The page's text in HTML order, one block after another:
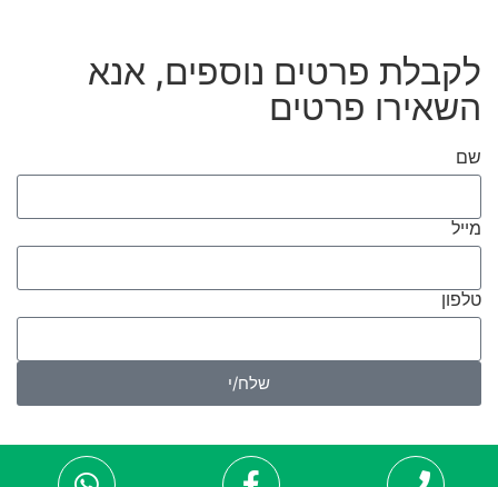
לקבלת פרטים נוספים, אנא
השאירו פרטים
שם
מייל
טלפון
שלח/י